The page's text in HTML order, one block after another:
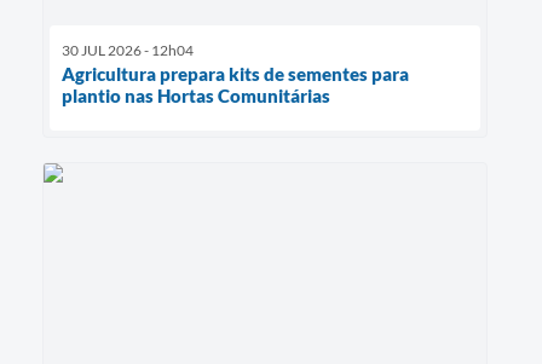
30 JUL 2026 - 12h04
Agricultura prepara kits de sementes para
plantio nas Hortas Comunitárias